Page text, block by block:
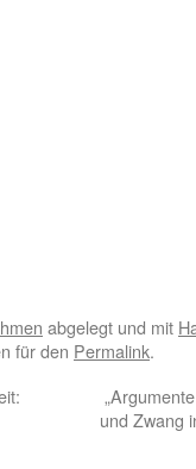
abgelegt und mit
für den Permalink.
und Zwang